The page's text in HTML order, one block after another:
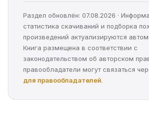
Раздел обновлён: 07.08.2026 ·
статистика скачиваний и подборка
произведений актуализируются
Книга размещена в соответствии с
законодательством об авторском
правообладатели могут связаться
для правообладателей.